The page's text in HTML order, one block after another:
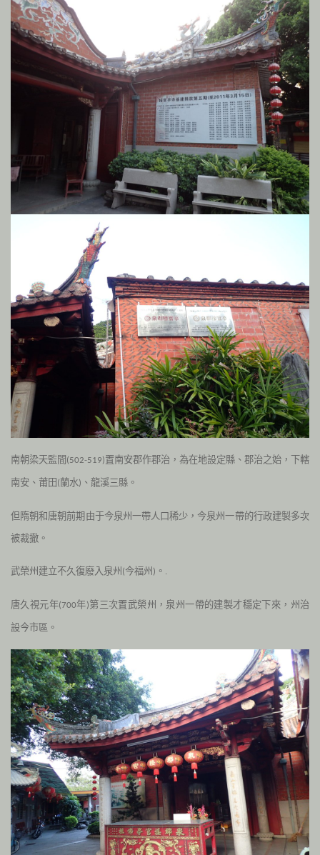
南朝梁天監間(502-519)置南安郡作郡治，為在地設定縣、郡治之始，下轄
南安、莆田(蘭水) 、龍溪三縣。
但隋朝和唐朝前期由于今泉州一帶人口稀少，今泉州一帶的行政建製多次
被裁撤。
武榮州建立不久復廢入泉州(今福州) 。 .
唐久視元年(700年)第三次置武榮州，泉州一帶的建製才穩定下來，州治
設今市區。